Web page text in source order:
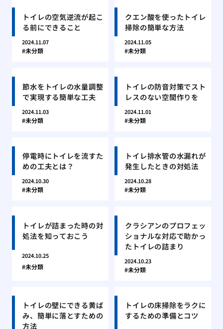
トイレの空気逆流が起こ
る前にできること
2024.11.07
未分類
クエン酸を使ったトイレ
掃除の簡単な方法
2024.11.05
未分類
節水をトイレの水量調整
で実現する簡単な工夫
2024.11.03
未分類
トイレの防音対策でスト
レスのない空間作りを
2024.11.01
未分類
停電時にトイレを流すた
めの工夫とは？
2024.10.30
未分類
トイレ排水管の水漏れが
発生したときの対処法
2024.10.28
未分類
トイレが詰まった時の対
処法を知っておこう
2024.10.25
未分類
クラシアンのプロフェッ
ショナルな対応で助かっ
たトイレの詰まり
2024.10.23
未分類
トイレの壁にできる黄ば
み、簡単に落とすための
方法
トイレの床掃除をラクに
するための準備とコツ